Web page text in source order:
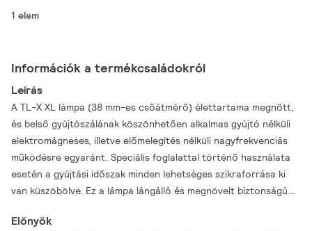
1 elem
Információk a termékcsaládokról
Leírás
A TL-X XL lámpa (38 mm-es csőátmérő) élettartama megnőtt,
és belső gyújtószálának köszönhetően alkalmas gyújtó nélküli
elektromágneses, illetve előmelegítés nélküli nagyfrekvenciás
működésre egyaránt. Speciális foglalattal történő használata
esetén a gyújtási időszak minden lehetséges szikraforrása ki
van küszöbölve. Ez a lámpa lángálló és megnövelt biztonságú
alkalmazásokhoz egyaránt – ilyen lehet például a vegyipar
Előnyök